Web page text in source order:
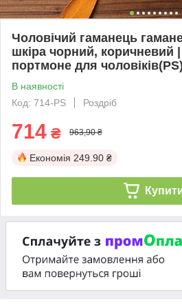
Чоловічий гаманець
шкіра чорний, коричневий
портмоне для чоловіків(PS)
В наявності
Код: 714-PS
Роздріб
714 ₴ 963,90 ₴
Економія 249.90 ₴